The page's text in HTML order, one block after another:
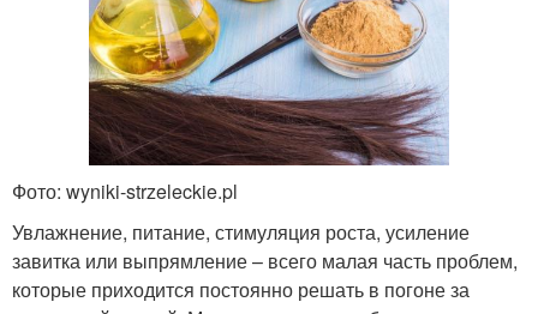
Фото: wyniki-strzeleckie.pl
Увлажнение, питание, стимуляция роста, усиление
завитка или выпрямление – всего малая часть проблем,
которые приходится постоянно решать в погоне за